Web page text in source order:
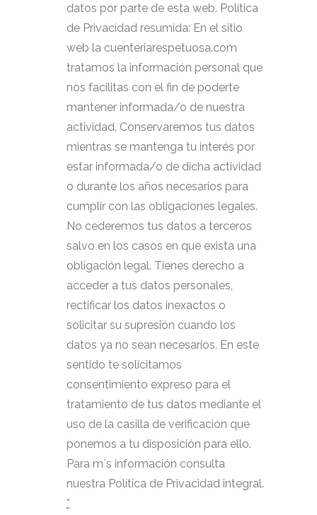
datos por parte de esta web. Política
de Privacidad resumida: En el sitio
web la cuenteriarespetuosa.com
tratamos la información personal que
nos facilitas con el fin de poderte
mantener informada/o de nuestra
actividad. Conservaremos tus datos
mientras se mantenga tu interés por
estar informada/o de dicha actividad
o durante los años necesarios para
cumplir con las obligaciones legales.
No cederemos tus datos a terceros
salvo en los casos en que exista una
obligación legal. Tienes derecho a
acceder a tus datos personales,
rectificar los datos inexactos o
solicitar su supresión cuando los
datos ya no sean necesarios. En este
sentido te solicitamos
consentimiento expreso para el
tratamiento de tus datos mediante el
uso de la casilla de verificación que
ponemos a tu disposición para ello.
Para m´s información consulta
nuestra Política de Privacidad integral.
*